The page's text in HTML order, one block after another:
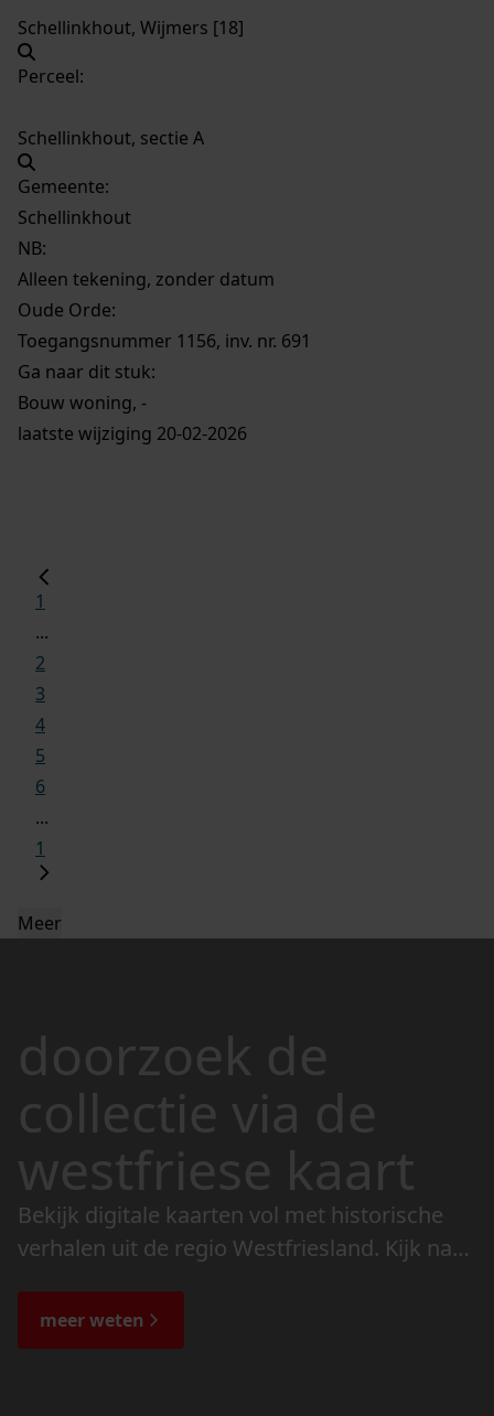
Schellinkhout, Wijmers [18]
Perceel:
Schellinkhout, sectie A
Gemeente:
Schellinkhout
NB:
Alleen tekening, zonder datum
Oude Orde:
Toegangsnummer 1156, inv. nr. 691
Ga naar dit stuk:
Bouw woning, -
laatste wijziging 20-02-2026
1
...
2
3
4
5
6
...
1
Meer
doorzoek de
collectie via de
westfriese kaart
Bekijk digitale kaarten vol met historische
verhalen uit de regio Westfriesland. Kijk naar
de bijzondere verhalen.
meer weten